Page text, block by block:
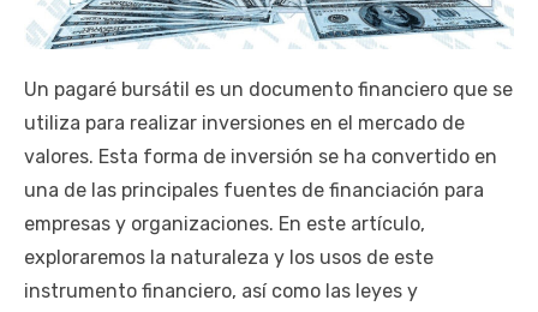
Un pagaré bursátil es un documento financiero que se
utiliza para realizar inversiones en el mercado de
valores. Esta forma de inversión se ha convertido en
una de las principales fuentes de financiación para
empresas y organizaciones. En este artículo,
exploraremos la naturaleza y los usos de este
instrumento financiero, así como las leyes y